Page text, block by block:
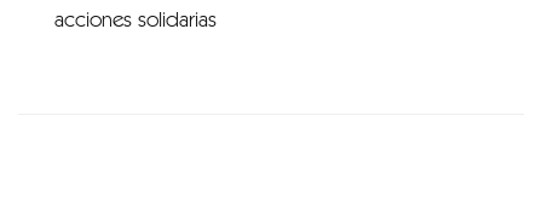
acciones solidarias